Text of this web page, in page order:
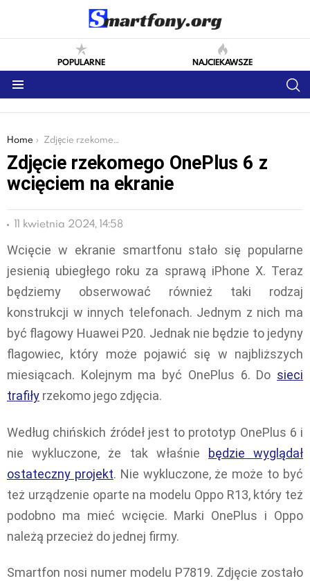
POPULARNE NAJCIEKAWSZE
You are here:
Home Zdjęcie rzekomego OnePlus 6 z wcięciem na ekranie
Zdjęcie rzekomego OnePlus 6 z
wcięciem na ekranie
11 kwietnia 2024, 14:58
Wcięcie w ekranie smartfonu stało się popularne
jesienią ubiegłego roku za sprawą iPhone X. Teraz
będziemy obserwować również taki rodzaj
konstrukcji w innych telefonach. Jednym z nich ma
być flagowy Huawei P20. Jednak nie będzie to jedyny
flagowiec, który może pojawić się w najbliższych
miesiącach. Kolejnym ma być OnePlus 6. Do sieci
trafiły rzekomo jego zdjęcia.
Według chińskich źródeł jest to prototyp OnePlus 6 i
nie wykluczone, że tak właśnie
będzie wyglądał
ostateczny projekt. Nie wykluczone, że może to być
też urządzenie oparte na modelu Oppo R13, który też
podobno ma mieć wcięcie. Marki OnePlus i Oppo
należą przecież do jednej firmy.
Smartfon nosi numer modelu P7819. Zdjęcie zostało